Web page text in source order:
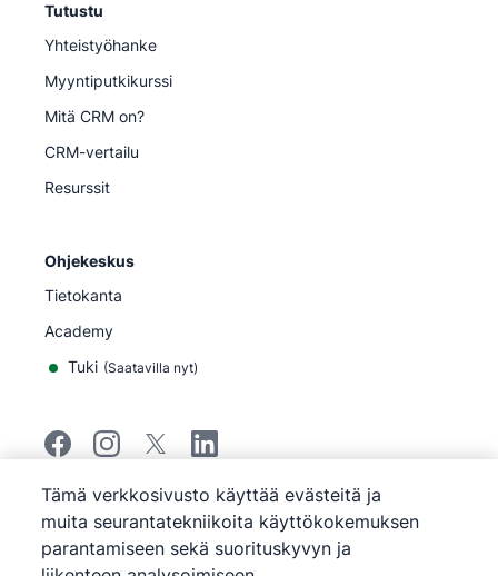
Tutustu
Yhteistyöhanke
Myyntiputkikurssi
Mitä CRM on?
CRM-vertailu
Resurssit
Ohjekeskus
Tietokanta
Academy
Tuki (Saatavilla nyt)
©2026Pipedrive
Pipedrive
Käyttöehdot
Pipedrive
Tietosuojailmoitus
Tämä verkkosivusto käyttää evästeitä ja
muita seurantatekniikoita käyttökokemuksen
parantamiseen sekä suorituskyvyn ja